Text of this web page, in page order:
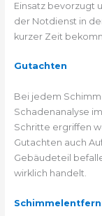
Einsatz bevorzugt
der Notdienst in
kurzer Zeit
Gutachten
Bei jedem
Schadenanalyse
Schritte ergriffen
Gutachten auch
Gebäudeteil
wirklich handelt.